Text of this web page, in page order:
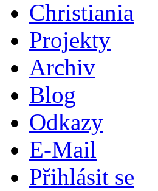
Christiania
Projekty
Archiv
Blog
Odkazy
E-Mail
Přihlásit se